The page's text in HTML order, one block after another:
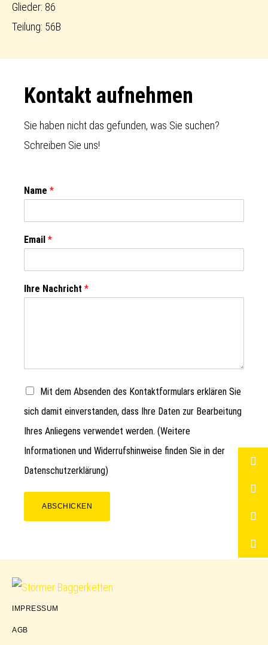
Glieder: 86
Teilung: 56B
Footer
Kontakt aufnehmen
Sie haben nicht das gefunden, was Sie suchen?
Schreiben Sie uns!
Name *
Email *
Ihre Nachricht *
Mit dem Absenden des Kontaktformulars erklären Sie
sich damit einverstanden, dass Ihre Daten zur Bearbeitung
Ihres Anliegens verwendet werden. (Weitere
Informationen und Widerrufshinweise finden Sie in der
Datenschutzerklärung)
ABSCHICKEN
Störmer
IMPRESSUM
AGB